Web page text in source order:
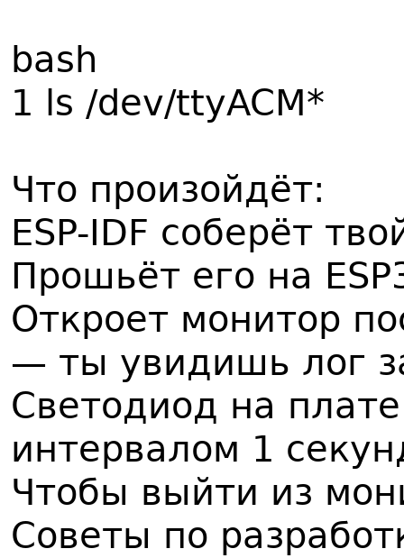
bash
1 ls /dev/ttyACM*
Что произойдёт:
ESP-IDF соберёт
Прошьёт его на
Откроет монитор
— ты увидишь лог
Светодиод на
интервалом 1
Чтобы выйти из
Советы по